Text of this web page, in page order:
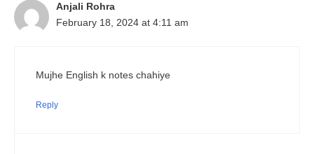
Anjali Rohra
February 18, 2024 at 4:11 am
Mujhe English k notes chahiye
Reply